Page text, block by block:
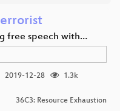
free speech with…
2019-12-28
1.3k
36C3: Resource Exhaustion